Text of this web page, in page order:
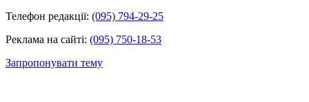
Телефон редакції: (095) 794-29-25
Реклама на сайті: (095) 750-18-53
Запропонувати тему